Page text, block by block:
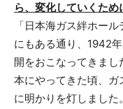
ら、変化していくため
「日本海ガス絆ホー
にもある通り、1942
開をおこなってきま
本にやってきた頃、ガ
に明かりを灯しまし